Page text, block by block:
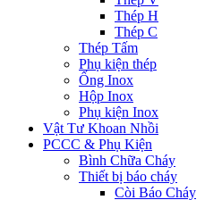
Thép H
Thép C
Thép Tấm
Phụ kiện thép
Ống Inox
Hộp Inox
Phụ kiện Inox
Vật Tư Khoan Nhồi
PCCC & Phụ Kiện
Bình Chữa Cháy
Thiết bị báo cháy
Còi Báo Cháy